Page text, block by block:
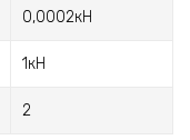
0,0002кН
1кН
2